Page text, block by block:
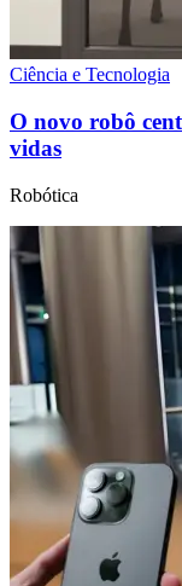
Ciência e Tecnologia
O novo robô
vidas
Robótica